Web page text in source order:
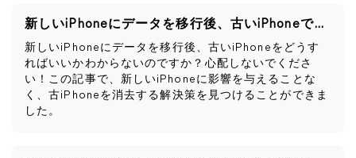
新しいiPhoneにデータを移行後、古いiPhoneですべきこと
新しいiPhoneにデータを移行後、古いiPhoneをどうす
ればいいかわからないのですか？心配しないでくださ
い！この記事で、新しいiPhoneに影響を与えることな
く、古iPhoneを消去する解決策を見つけることができま
した。